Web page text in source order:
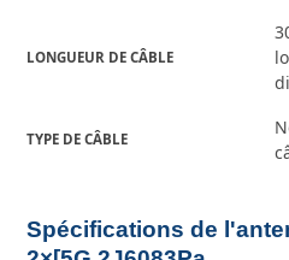
LONGUEUR DE CÂBLE
TYPE DE CÂBLE
Spécifications de